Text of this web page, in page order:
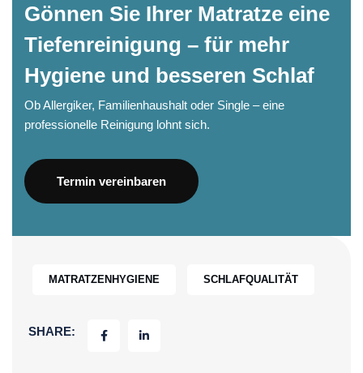
Gönnen Sie Ihrer Matratze eine
Tiefenreinigung – für mehr
Hygiene und besseren Schlaf
Ob Allergiker, Familienhaushalt oder Single – eine
professionelle Reinigung lohnt sich.
Termin vereinbaren
MATRATZENHYGIENE SCHLAFQUALITÄT
SHARE: